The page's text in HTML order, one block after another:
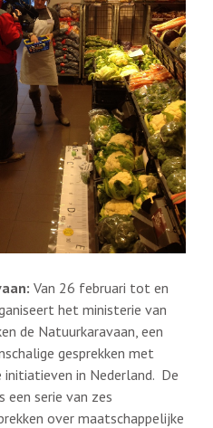
Van 26 februari tot en
het ministerie van
de Natuurkaravaan, een
gesprekken met
initiatieven in Nederland. De
een serie van zes
over maatschappelijke